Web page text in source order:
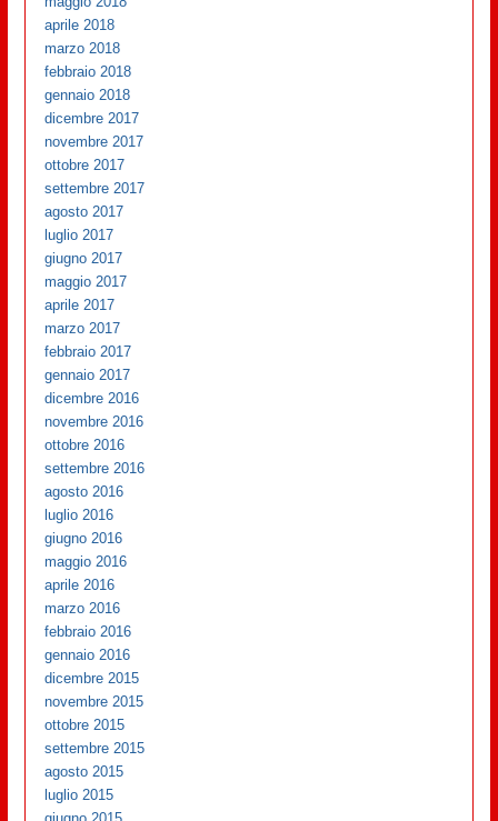
aprile 2018
marzo 2018
febbraio 2018
gennaio 2018
dicembre 2017
novembre 2017
ottobre 2017
settembre 2017
agosto 2017
luglio 2017
giugno 2017
maggio 2017
aprile 2017
marzo 2017
febbraio 2017
gennaio 2017
dicembre 2016
novembre 2016
ottobre 2016
settembre 2016
agosto 2016
luglio 2016
giugno 2016
maggio 2016
aprile 2016
marzo 2016
febbraio 2016
gennaio 2016
dicembre 2015
novembre 2015
ottobre 2015
settembre 2015
agosto 2015
luglio 2015